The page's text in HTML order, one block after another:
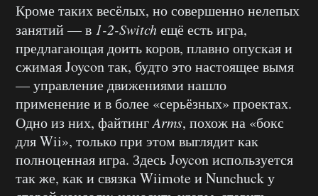
Кроме таких весёлых, но совершенно нелепых
занятий — в 1-2-Switchещё есть игра,
предлагающая доить коров, плавно опуская и
сжимая Joycon так, будто это настоящее вымя
— управление движениями нашло
применение и в более «серьёзных» проектах.
Одно из них, файтингArms, похож на «бокс
для Wii», только при этом выглядит как
полноценная игра. Здесь Joycon используется
так же, как и связка Wiimote и Nunchuck у